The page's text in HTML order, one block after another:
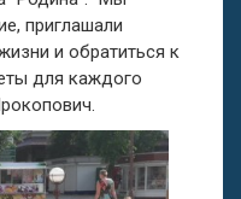
приглашали
и обратиться к
для каждого